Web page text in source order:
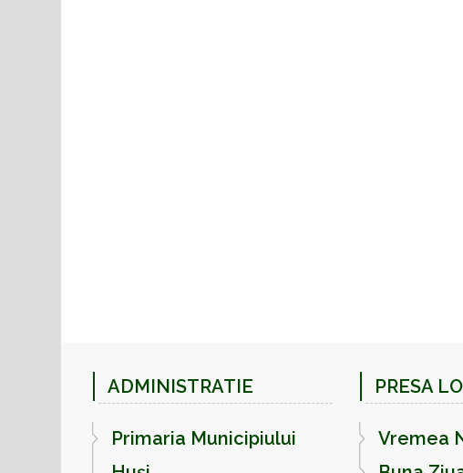
ADMINISTRATIE
Primaria Municipiului
PRESA
Vremea